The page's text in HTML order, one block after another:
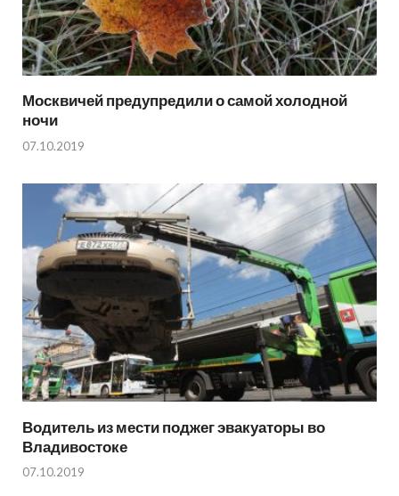
Москвичей предупредили о самой холодной
ночи
07.10.2019
Водитель из мести поджег эвакуаторы во
Владивостоке
07.10.2019